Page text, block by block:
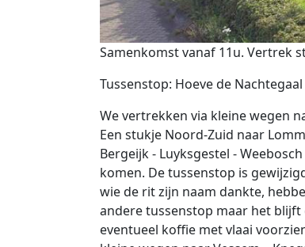
Beschrijving
Samenkomst vanaf 11u. Vertrek
Tussenstop: Hoeve de
We vertrekken via kleine wegen
Een stukje Noord-Zuid naar
Bergeijk - Luyksgestel -
komen. De tussenstop is
wie de rit zijn naam dankte,
andere tussenstop maar het blijft
eventueel koffie met vlaai